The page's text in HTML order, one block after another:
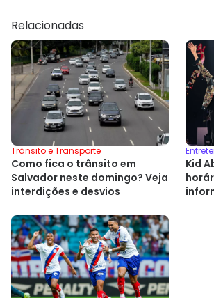
Relacionadas
Trânsito e Transporte
Como fica o trânsito em
Salvador neste domingo? Veja
interdições e desvios
Kid